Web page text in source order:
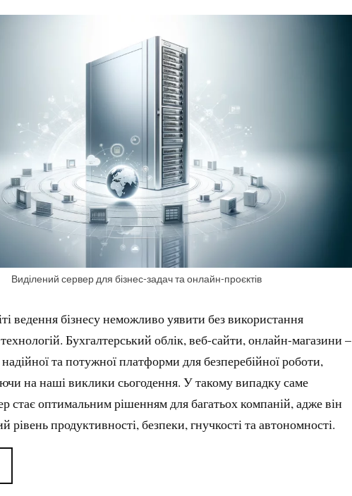
Виділений сервер для бізнес-задач та онлайн-проєктів
ведення бізнесу неможливо уявити без використання
Бухгалтерський облік, веб-сайти, онлайн-магазини –
та потужної платформи для безперебійної роботи,
на наші виклики сьогодення. У такому випадку саме
стає оптимальним рішенням для багатьох компаній, адже він
рівень продуктивності, безпеки, гнучкості та автономності.